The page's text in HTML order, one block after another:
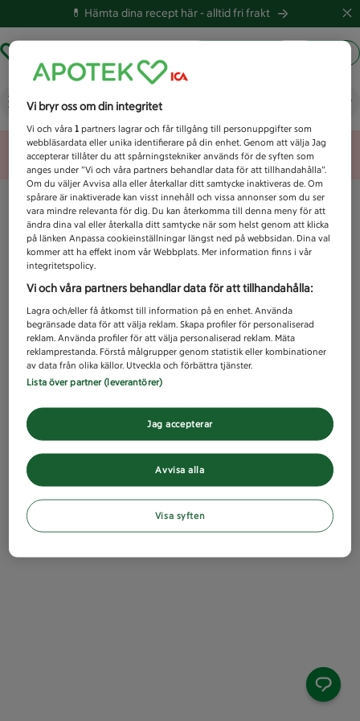
💊 Hämta dina recept här -alltid fri frakt
Vad letar du efter idag?
Unknown error
Vi bryr oss om din integritet
Vi och våra1 partners lagrar och får tillgång till personuppgifter som
webbläsardata eller unika identifierare på din enhet. Genom att välja Jag
accepterar tillåter du att spårningstekniker används för de syften som
anges under ”Vi och våra partners behandlar data för att tillhandahålla”.
Om du väljer Avvisa alla eller återkallar ditt samtycke inaktiveras de. Om
spårare är inaktiverade kan visst innehåll och vissa annonser som du ser
vara mindre relevanta för dig. Du kan återkomma till denna meny för att
ändra dina val eller återkalla ditt samtycke när som helst genom att klicka
på länken Anpassa cookieinställningar längst ned på webbsidan. Dina val
kommer att ha effekt inom vår Webbplats. Mer information finns i vår
integritetspolicy.
Vi och våra partners behandlar data för att tillhandahålla:
Lagra och/eller få åtkomst till information på en enhet. Använda
begränsade data för att välja reklam. Skapa profiler för personaliserad
reklam. Använda profiler för att välja personaliserad reklam. Mäta
reklamprestanda. Förstå målgrupper genom statistik eller kombinationer
av data från olika källor. Utveckla och förbättra tjänster.
Lista över partner (leverantörer)
Avvisa alla
Jag accepterar
Visa syften